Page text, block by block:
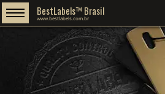
BestLabels™ Brasil
www.bestlabels.com.br